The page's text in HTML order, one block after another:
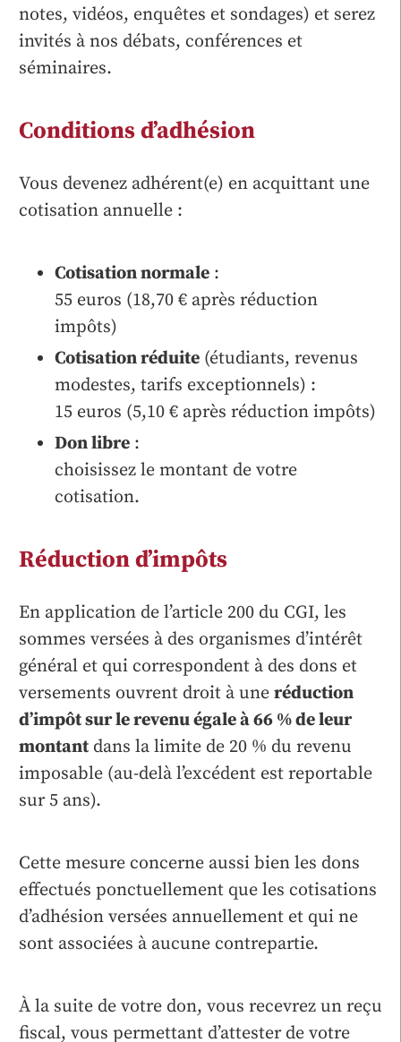
notes, vidéos, enquêtes et sondages) et serez
invités à nos débats, conférences et
séminaires.
Conditions d’adhésion
Vous devenez adhérent(e) en acquittant une
cotisation annuelle :
Cotisation normale :
55 euros (18,70 € après réduction
impôts)
Cotisation réduite (étudiants, revenus
modestes, tarifs exceptionnels) :
15 euros (5,10 € après réduction impôts)
Don libre :
choisissez le montant de votre
cotisation.
Réduction d’impôts
En application de l’article 200 du CGI, les
sommes versées à des organismes d’intérêt
général et qui correspondent à des dons et
versements ouvrent droit à une réduction
d’impôt sur le revenu égale à 66 % de leur
montant dans la limite de 20 % du revenu
imposable (au-delà l’excédent est reportable
sur 5 ans).
Cette mesure concerne aussi bien les dons
effectués ponctuellement que les cotisations
d’adhésion versées annuellement et qui ne
sont associées à aucune contrepartie.
À la suite de votre don, vous recevrez un reçu
fiscal, vous permettant d’attester de votre